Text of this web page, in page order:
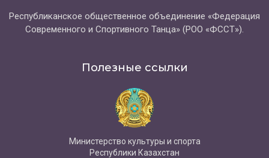
Республиканское общественное объединение «Федерация
Современного и Спортивного Танца» (РОО «ФССТ»).
Полезные ссылки
Министерство культуры и спорта
Республики Казахстан